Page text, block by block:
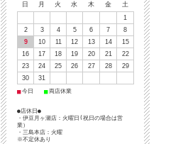
日 月 火 水 木 金
土
1
2
3 4 5 6 7
8
9
10 11 12 13 14
15
16
17 18 19 20 21
22
23
24 25 26 27 28
29
30
31
■ 今日 ■ 両店休業
●店休日●
・伊豆月ヶ瀬店：火曜日(祝日の場合は営
業）
・三島本店：火曜
※不定休あり